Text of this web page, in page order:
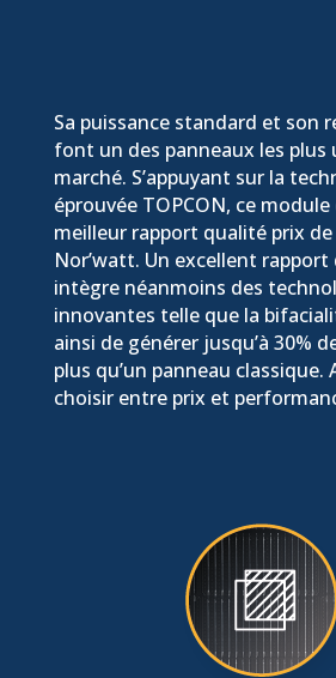
Sa puissance standard et son
font un des panneaux les plus
marché. S’appuyant sur la
éprouvée TOPCON, ce
meilleur rapport qualité prix
Nor’watt. Un excellent
intègre néanmoins des
innovantes telle que la
ainsi de générer jusqu’à 30%
plus qu’un panneau classique.
choisir entre prix et